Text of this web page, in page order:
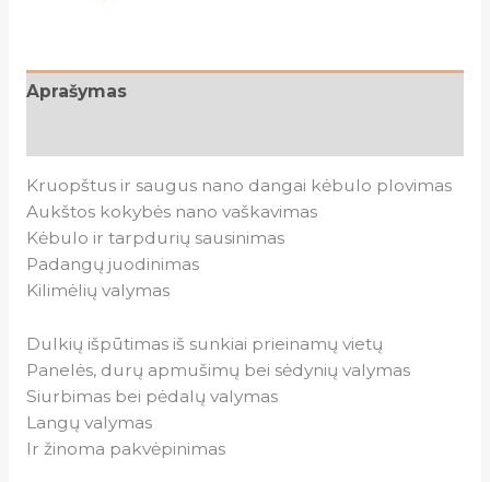
Aprašymas
Kruopštus ir saugus nano dangai kėbulo plovimas
Aukštos kokybės nano vaškavimas
Kėbulo ir tarpdurių sausinimas
Padangų juodinimas
Kilimėlių valymas
Dulkių išpūtimas iš sunkiai prieinamų vietų
Panelės, durų apmušimų bei sėdynių valymas
Siurbimas bei pėdalų valymas
Langų valymas
Ir žinoma pakvėpinimas